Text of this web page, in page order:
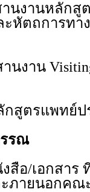
นงานหลักสู
ะหัตถการท
งาน
สูตรแพทย์ป
รณ
สือ/เอกสา
ะภายนอกคณ